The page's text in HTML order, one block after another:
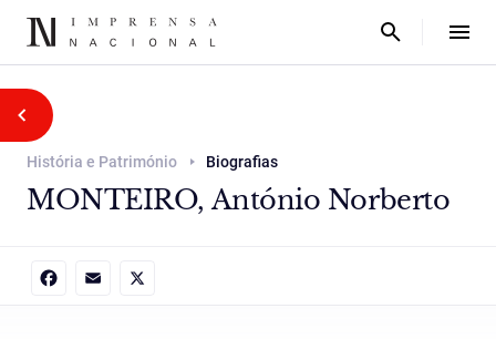
História e Património Biografias
MONTEIRO, António Norberto